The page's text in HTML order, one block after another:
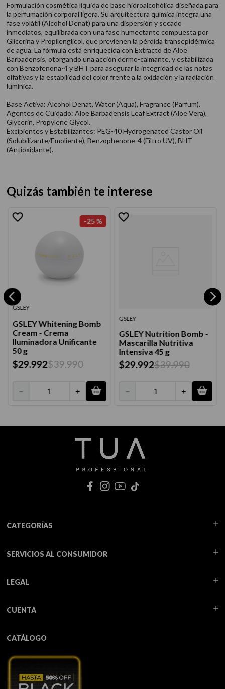
Formulación cosmética líquida de base hidroalcohólica diseñada para
la perfumación corporal ligera. Su arquitectura química integra una
fase volátil (Alcohol Denat) para una dispersión y secado
inmediatos, equilibrada con una fase humectante compuesta por
Glicerina y Propilenglicol, que previenen la pérdida transepidérmica
de agua. La fórmula está enriquecida con Extracto de Aloe
Barbadensis, otorgando una acción dermo-calmante, y estabilizada
con Benzofenona-4 y BHT para asegurar la integridad de las notas
olfativas y la estabilidad del color frente a la oxidación y la radiación
lumínica.
Base Activa: Alcohol Denat, Water (Aqua), Fragrance (Parfum).
Agentes de Cuidado: Aloe Barbadensis Leaf Extract (Aloe Vera),
Glycerin, Propylene Glycol.
Excipientes y Estabilizantes: PEG-40 Hydrogenated Castor Oil
(Solubilizante/Emoliente), Benzophenone-4 (Filtro UV), BHT
(Antioxidante).
Quizás también te interese
-25 %
GSLEY
GSLEY Whitening Bomb
Cream - Crema
Iluminadora Unificante
50 g
$29.992$39.990
＋
－
GSLEY
GSLEY Nutrition Bomb -
Mascarilla Nutritiva
Intensiva 45 g
$29.992$39.990
＋
－
CATEGORÍAS
SERVICIOS AL CONSUMIDOR
LEGAL
CUENTA
CATÁLOGO